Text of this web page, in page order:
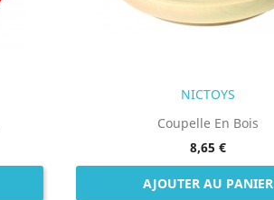
NICTOYS
Coupelle En Bois
8,65 €
AJOUTER AU PANIER